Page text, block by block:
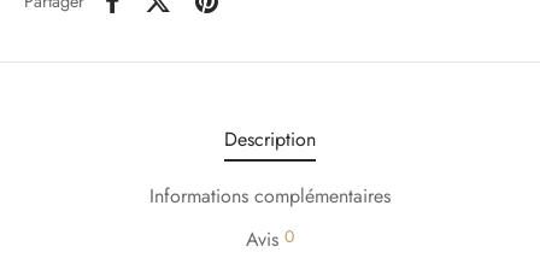
Description
Informations complémentaires
Avis 0